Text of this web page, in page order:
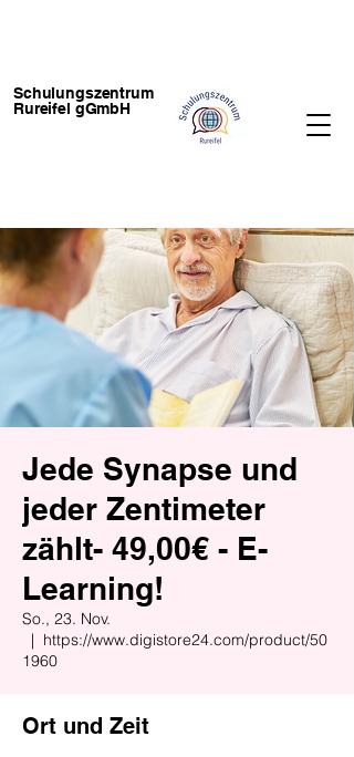
Schulungszentrum
Rureifel gGmbH
Jede Synapse und
jeder Zentimeter
zählt- 49,00€ - E-
Learning!
So., 23. Nov.
  |
https://www.digistore24.com/product/50
1960
Ort und Zeit